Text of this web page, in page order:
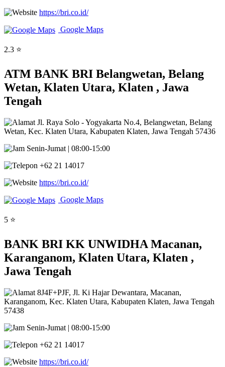
https://bri.co.id/
Google Maps
2.3 ⭐
ATM BANK BRI Belangwetan, Belang
Wetan, Klaten Utara, Klaten , Jawa
Tengah
Jl. Raya Solo - Yogyakarta No.4, Belangwetan, Belang
Wetan, Kec. Klaten Utara, Kabupaten Klaten, Jawa Tengah 57436
Senin-Jumat | 08:00-15:00
+62 21 14017
https://bri.co.id/
Google Maps
5 ⭐
BANK BRI KK UNWIDHA Macanan,
Karanganom, Klaten Utara, Klaten ,
Jawa Tengah
8J4F+PJF, Jl. Ki Hajar Dewantara, Macanan,
Karanganom, Kec. Klaten Utara, Kabupaten Klaten, Jawa Tengah
57438
Senin-Jumat | 08:00-15:00
+62 21 14017
https://bri.co.id/